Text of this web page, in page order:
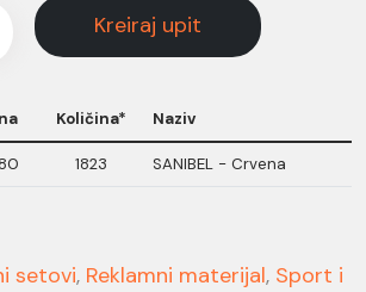
Kreiraj upit
Količina* Naziv
1823 SANIBEL - Crvena
setovi, Reklamni materijal, Sport i